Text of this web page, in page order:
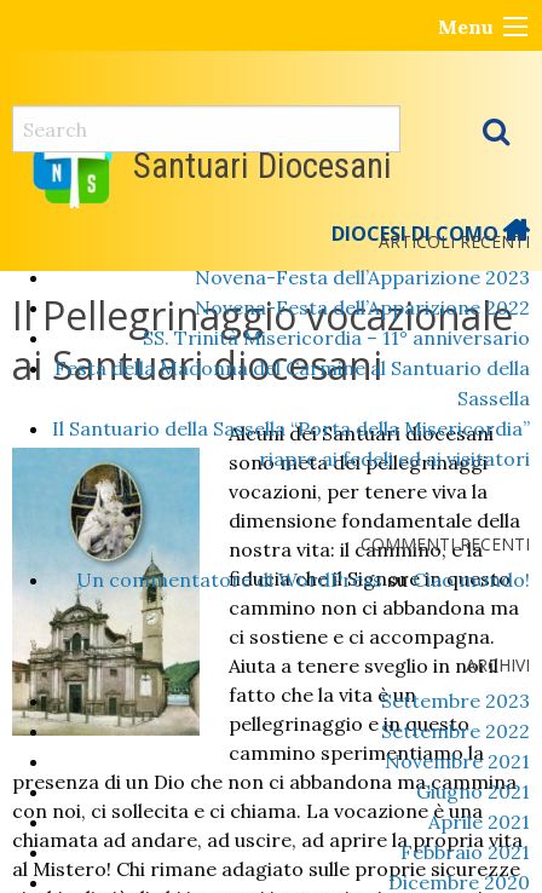
Menu
ARTICOLI RECENTI
Novena-Festa dell’Apparizione 2023
Novena-Festa dell’Apparizione 2022
SS. Trinità Misericordia – 11° anniversario
Festa della Madonna del Carmine al Santuario della
Sassella
Il Santuario della Sassella “Porta della Misericordia”
riapre ai fedeli ed ai visitatori
COMMENTI RECENTI
Un commentatore di WordPresssuCiao mondo!
ARCHIVI
Settembre 2023
Settembre 2022
Novembre 2021
Giugno 2021
Aprile 2021
Febbraio 2021
Dicembre 2020
Santuari Diocesani
DIOCESI DI COMO
Il Pellegrinaggio vocazionale
ai Santuari diocesani
Alcuni dei Santuari diocesani
sono meta dei pellegrinaggi
vocazioni, per tenere viva la
dimensione fondamentale della
nostra vita: il cammino, e la
fiducia che il Signore in questo
cammino non ci abbandona ma
ci sostiene e ci accompagna.
Aiuta a tenere sveglio in noi il
fatto che la vita è un
pellegrinaggio e in questo
cammino sperimentiamo la
presenza di un Dio che non ci abbandona ma cammina
con noi, ci sollecita e ci chiama. La vocazione è una
chiamata ad andare, ad uscire, ad aprire la propria vita
al Mistero! Chi rimane adagiato sulle proprie sicurezze